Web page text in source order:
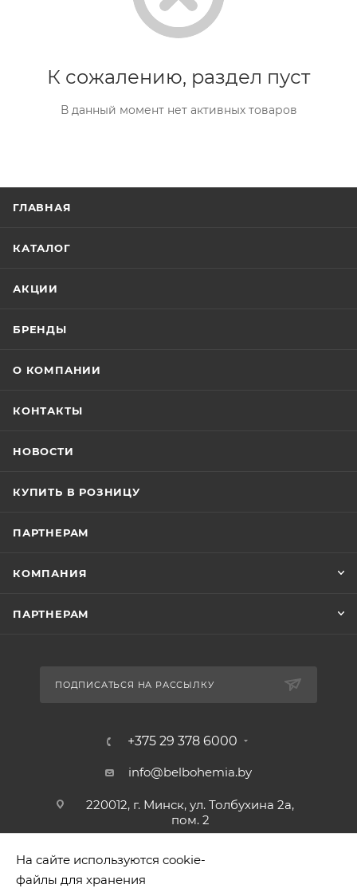
К сожалению, раздел пуст
В данный момент нет активных товаров
ГЛАВНАЯ
КАТАЛОГ
АКЦИИ
БРЕНДЫ
О КОМПАНИИ
КОНТАКТЫ
НОВОСТИ
КУПИТЬ В РОЗНИЦУ
ПАРТНЕРАМ
КОМПАНИЯ
ПАРТНЕРАМ
ПОДПИСАТЬСЯ НА РАССЫЛКУ
+375 29 378 6000
info@belbohemia.by
220012, г. Минск, ул. Толбухина 2а,
пом. 2
На сайте используются cookie-
файлы для хранения